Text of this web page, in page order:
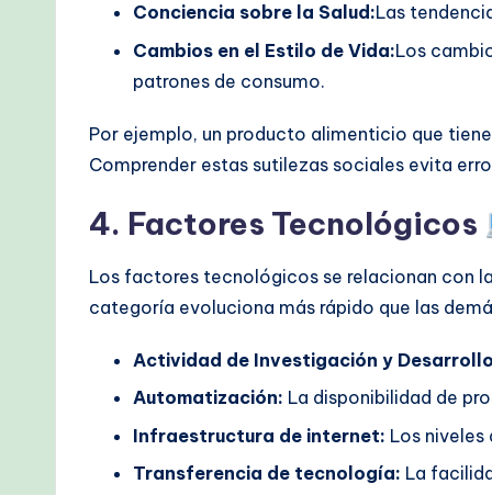
Conciencia sobre la Salud:Las
Cambios en el Estilo de Vida:Los
patrones de consumo.
Por ejemplo, un producto alimenticio que
Comprender estas sutilezas sociales evita
4. Factores Tecnológicos
Los factores tecnológicos se relacionan con
categoría evoluciona más rápido que las
Actividad de Investigación y
Automatización: La disponibilidad de
Infraestructura de internet: Los
Transferencia de tecnología: La